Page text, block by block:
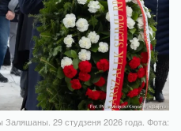
29 студзеня 2026 года. Фота: